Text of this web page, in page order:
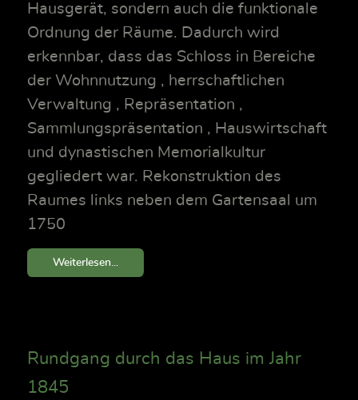
Hausgerät, sondern auch die funktionale
Ordnung der Räume. Dadurch wird
erkennbar, dass das Schloss in Bereiche
der Wohnnutzung , herrschaftlichen
Verwaltung , Repräsentation ,
Sammlungspräsentation , Hauswirtschaft
und dynastischen Memorialkultur
gegliedert war. Rekonstruktion des
Raumes links neben dem Gartensaal um
1750
Weiterlesen...
Rundgang durch das Haus im Jahr
1845